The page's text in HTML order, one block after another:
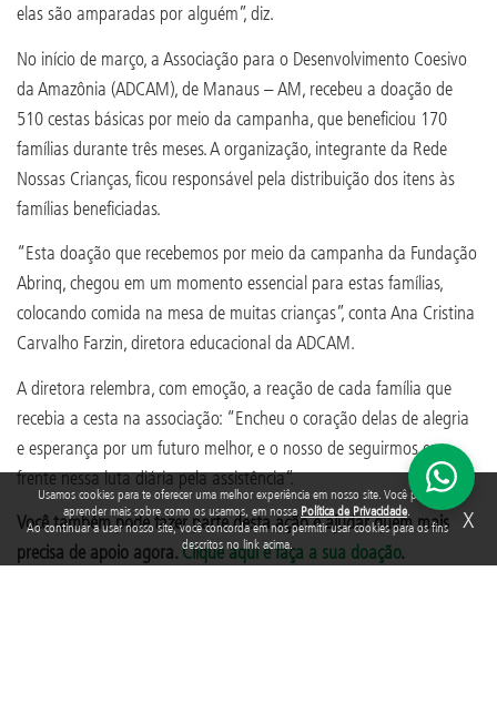
Usamos cookies para te oferecer uma melhor experiência em nosso site. Você pode
aprender mais sobre como os usamos, em nossa Política de Privacidade.
Ao continuar a usar nosso site, você concorda em nos permitir usar cookies para os fins
descritos no link acima.
X
elas são amparadas por alguém”, diz.
No início de março, a Associação para o Desenvolvimento Coesivo
da Amazônia (ADCAM), de Manaus – AM, recebeu a doação de
510 cestas básicas por meio da campanha, que beneficiou 170
famílias durante três meses. A organização, integrante da Rede
Nossas Crianças, ficou responsável pela distribuição dos itens às
famílias beneficiadas.
“Esta doação que recebemos por meio da campanha da Fundação
Abrinq, chegou em um momento essencial para estas famílias,
colocando comida na mesa de muitas crianças”, conta Ana Cristina
Carvalho Farzin, diretora educacional da ADCAM.
A diretora relembra, com emoção, a reação de cada família que
recebia a cesta na associação: “Encheu o coração delas de alegria
e esperança por um futuro melhor, e o nosso de seguirmos em
frente nessa luta diária pela assistência”.
Você também pode fazer parte desta ação e ajudar quem mais
precisa de apoio agora.Clique aqui e faça a sua doação.